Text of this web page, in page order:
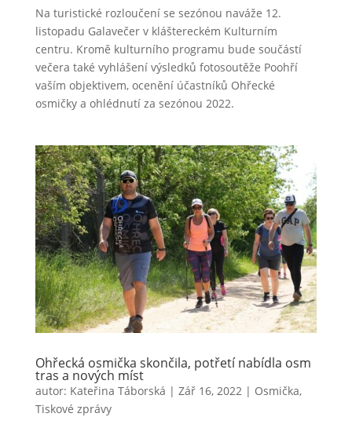
Na turistické rozloučení se sezónou naváže 12.
listopadu Galavečer v kláštereckém Kulturním
centru. Kromě kulturního programu bude součástí
večera také vyhlášení výsledků fotosoutěže Poohří
vaším objektivem, ocenění účastníků Ohřecké
osmičky a ohlédnutí za sezónou 2022.
Ohřecká osmička skončila, potřetí nabídla osm
tras a nových míst
autor: Kateřina Táborská | Zář 16, 2022| Osmička,
Tiskové zprávy